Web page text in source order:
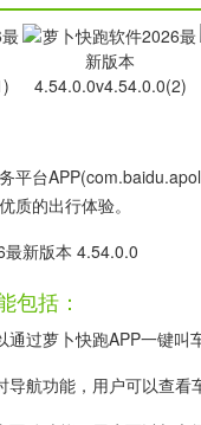
平台
质的出行体验。
包括：
过萝卜快跑APP一键叫
航功能，用户可以查看